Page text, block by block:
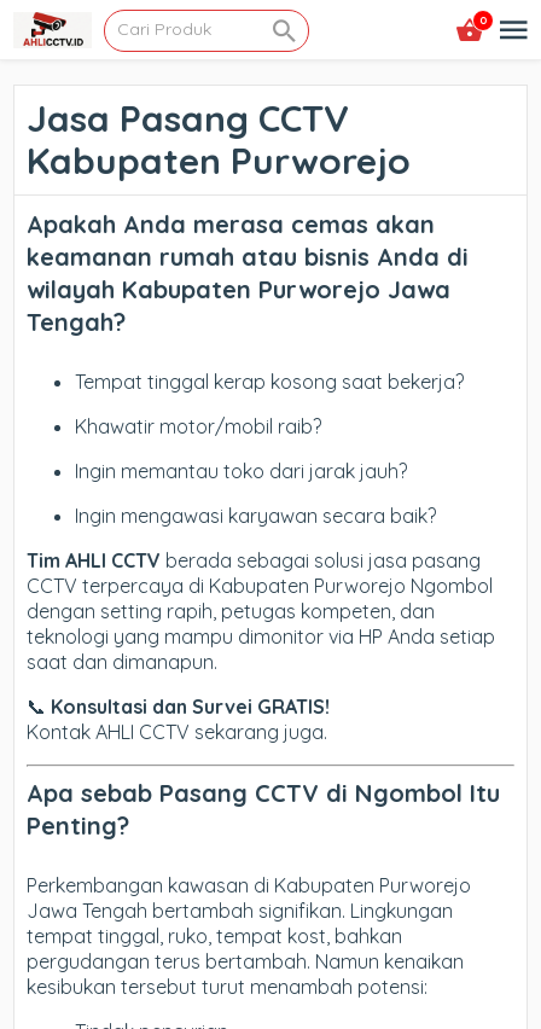
0
Jasa Pasang CCTV
Kabupaten Purworejo
Apakah Anda merasa cemas akan
keamanan rumah atau bisnis Anda di
wilayah Kabupaten Purworejo Jawa
Tengah?
Tempat tinggal kerap kosong saat bekerja?
Khawatir motor/mobil raib?
Ingin memantau toko dari jarak jauh?
Ingin mengawasi karyawan secara baik?
Tim AHLI CCTV berada sebagai solusi jasa pasang
CCTV terpercaya di Kabupaten Purworejo Ngombol
dengan setting rapih, petugas kompeten, dan
teknologi yang mampu dimonitor via HP Anda setiap
saat dan dimanapun.
📞 Konsultasi dan Survei GRATIS!
Kontak AHLI CCTV sekarang juga.
Apa sebab Pasang CCTV di Ngombol Itu
Penting?
Perkembangan kawasan di Kabupaten Purworejo
Jawa Tengah bertambah signifikan. Lingkungan
tempat tinggal, ruko, tempat kost, bahkan
pergudangan terus bertambah. Namun kenaikan
kesibukan tersebut turut menambah potensi: